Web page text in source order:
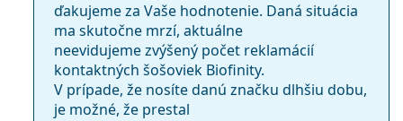
ďakujeme za Vaše hodnotenie. Daná situácia
ma skutočne mrzí, aktuálne
neevidujeme zvýšený počet reklamácií
kontaktných šošoviek Biofinity.
V prípade, že nosíte danú značku dlhšiu dobu,
je možné, že prestal